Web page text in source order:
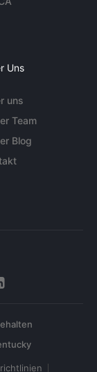
Uns
uns
Team
Blog